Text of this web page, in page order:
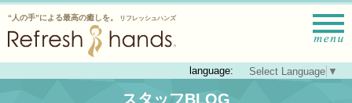
“人の手”による最高の癒しを。 リフレッシュハンズ
language: Select Language ▼
スタッフBLOG